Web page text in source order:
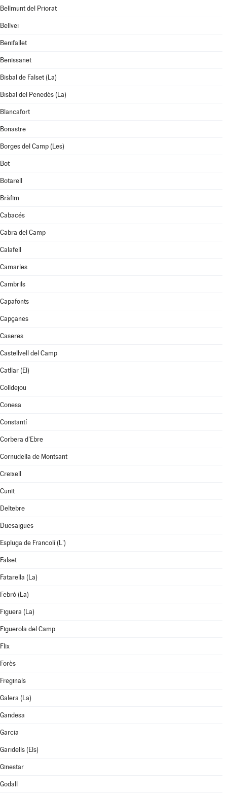
Bellmunt del Priorat
Bellvei
Benifallet
Benissanet
Bisbal de Falset (La)
Bisbal del Penedès (La)
Blancafort
Bonastre
Borges del Camp (Les)
Bot
Botarell
Bràfim
Cabacés
Cabra del Camp
Calafell
Camarles
Cambrils
Capafonts
Capçanes
Caseres
Castellvell del Camp
Catllar (El)
Colldejou
Conesa
Constantí
Corbera d'Ebre
Cornudella de Montsant
Creixell
Cunit
Deltebre
Duesaigües
Espluga de Francolí (L')
Falset
Fatarella (La)
Febró (La)
Figuera (La)
Figuerola del Camp
Flix
Forès
Freginals
Galera (La)
Gandesa
Garcia
Garidells (Els)
Ginestar
Godall